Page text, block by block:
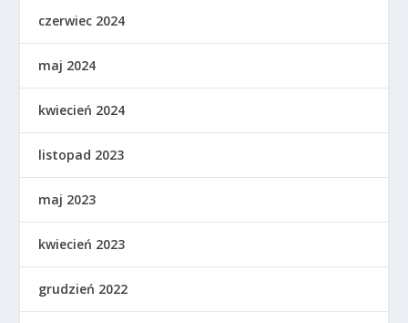
czerwiec 2024
maj 2024
kwiecień 2024
listopad 2023
maj 2023
kwiecień 2023
grudzień 2022